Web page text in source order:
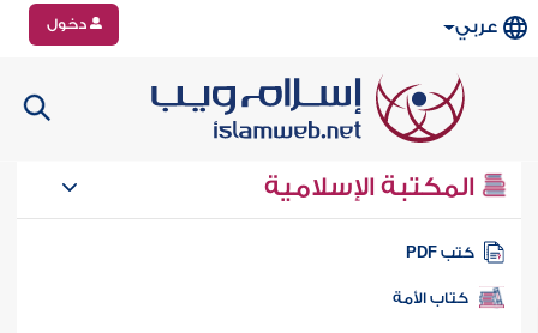
عربي دخول
المكتبة الإسلامية
كتب PDF